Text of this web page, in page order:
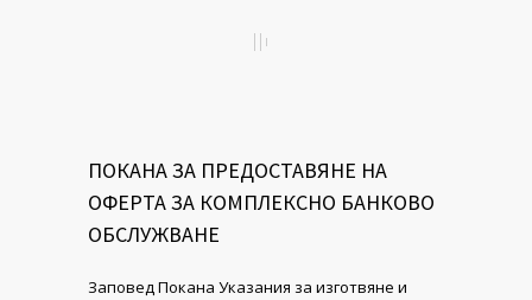
ПОКАНА ЗА ПРЕДОСТАВЯНЕ НА
ОФЕРТА ЗА КОМПЛЕКСНО БАНКОВО
ОБСЛУЖВАНЕ
Заповед Покана Указания за изготвяне и